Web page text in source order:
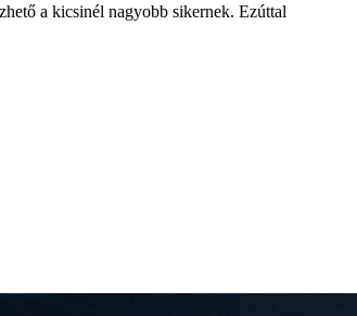
a kicsinél nagyobb sikernek. Ezúttal